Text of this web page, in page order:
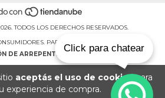
aceptás el uso de cookiespara
experiencia de compra.
TODOS LOS DERECHOS RESERVADOS.
PARA RECLAMOS
DE ARREPENTIMIENTO
Click para chatear